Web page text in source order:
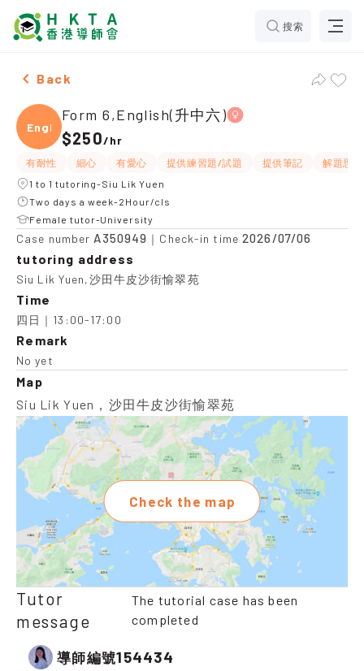
搜索
Female Form 6,English(升中六)，Siu Lik Yuen Tuition
Back
Engli
Form 6,English(升中六)
$250/hr
有耐性 細心 有愛心 提供練習題/試題 提供筆記
解題思路
1 to 1 tutoring-Siu Lik Yuen
Two days a week-2Hour/cls
Female tutor-University
Case number A350949 ｜Check-in time2026/07/06
tutoring address
Siu Lik Yuen,沙田牛皮沙街愉翠苑
Time
四日｜13:00-17:00
Remark
No yet
Map
Siu Lik Yuen，沙田牛皮沙街愉翠苑
Check the map
Tutor
message
The tutorial case has been
completed
導師編號154434